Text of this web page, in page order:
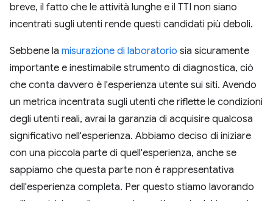
breve, il fatto che le attività lunghe e il TTI non siano
incentrati sugli utenti rende questi candidati più deboli.
Sebbene la misurazione di laboratorio sia sicuramente
importante e inestimabile strumento di diagnostica, ciò
che conta davvero è l'esperienza utente sui siti. Avendo
un metrica incentrata sugli utenti che riflette le condizioni
degli utenti reali, avrai la garanzia di acquisire qualcosa
significativo nell'esperienza. Abbiamo deciso di iniziare
con una piccola parte di quell'esperienza, anche se
sappiamo che questa parte non è rappresentativa
dell'esperienza completa. Per questo stiamo lavorando